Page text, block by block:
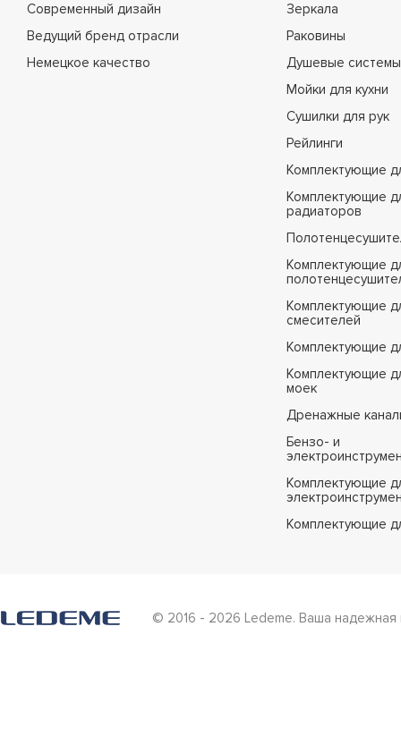
Современный дизайн
Ведущий бренд отрасли
Немецкое качество
Зеркала
Раковины
Душевые системы
Мойки для кухни
Сушилки для рук
Рейлинги
Комплектующие
Комплектующие
радиаторов
Комплектующие
Комплектующие
смесителей
Комплектующие
Комплектующие
моек
Дренажные
Бензо- и
Комплектующие
Комплектующие
© 2016 - 2026 Ledeme. Ваша